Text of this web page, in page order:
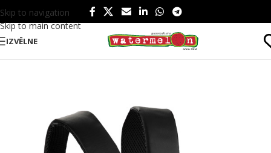
Skip to navigation
Skip to main content
IZVĒLNE
Sākums/ Somas un ceļošana/ Somas Mugursomas